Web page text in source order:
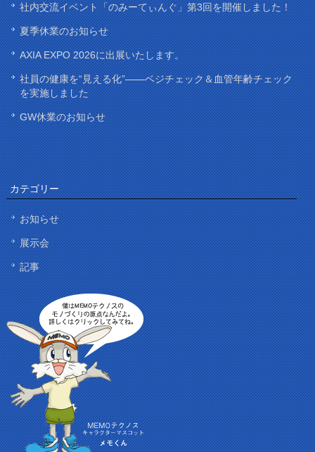
社内交流イベント「のみーてぃんぐ」第3回を開催しました！
夏季休業のお知らせ
AXIA EXPO 2026に出展いたします。
社員の健康を“見える化”——ベジチェック＆血管年齢チェック
を実施しました
GW休業のお知らせ
カテゴリー
お知らせ
展示会
記事